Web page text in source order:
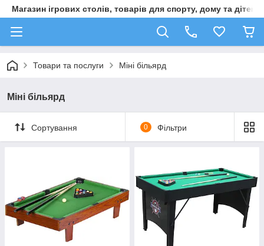
Магазин ігрових столів, товарів для спорту, дому та дітей
Товари та послуги Міні більярд
Міні більярд
Сортування 0 Фільтри